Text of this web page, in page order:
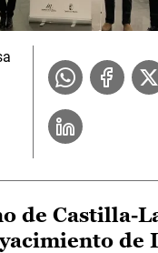
de Castilla-
de